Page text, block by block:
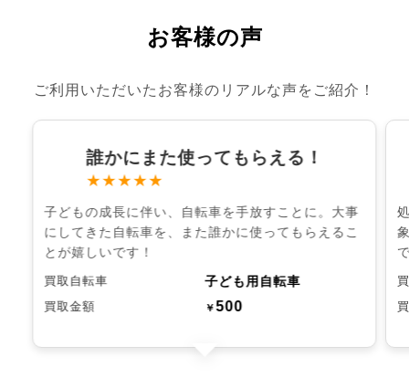
お客様の声
ご利用いただいたお客様のリアルな声をご紹介！
誰かにまた使ってもらえる！
★★★★★
子どもの成長に伴い、自転車を手放すことに。大事
にしてきた自転車を、また誰かに使ってもらえるこ
とが嬉しいです！
買取自転車 子ども用自転車
買取金額 ￥500